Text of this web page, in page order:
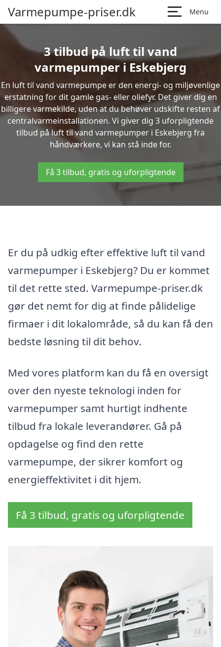
Varmepumpe-priser.dk Menu
3 tilbud på luft til vand
varmepumper i Eskebjerg
En luft til vand varmepumpe er den energi- og miljøvenlige
erstatning for dit gamle gas- eller oliefyr. Det giver dig en
billigere varmekilde, uden at du behøver udskifte resten af
centralvarmeinstallationen. Vi giver dig 3 uforpligtende
tilbud på luft til vand varmepumper i Eskebjerg fra
håndværkere, vi kan stå inde for.
Få 3 tilbud, gratis og uforpligtende
Er du på udkig efter effektive luft til vand
varmepumper i Eskebjerg? Du er kommet
til det rette sted. Varmepumpe-priser.dk
gør det nemt for dig at finde pålidelige
firmaer i dit lokalområde, så du kan få den
bedste løsning til dit behov.
Med vores platform kan du få en oversigt
over den nyeste teknologi inden for
varmepumper samt hurtigt indhente
tilbud fra lokale leverandører. Gå på
opdagelse og find den rette
varmepumpe, der sikrer komfort og
energieffektivitet i dit hjem.
Få 3 tilbud, gratis og uforpligtende